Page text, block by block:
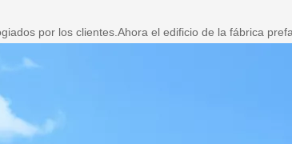
por los clientes.Ahora el edificio de la fábrica